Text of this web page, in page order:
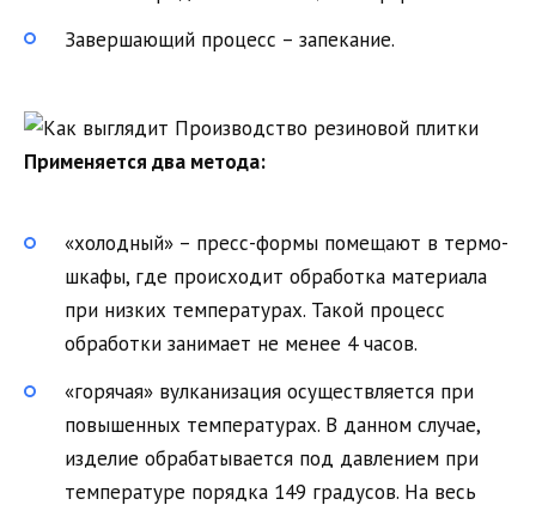
Завершающий процесс – запекание.
Применяется два метода:
«холодный» – пресс-формы помещают в термо-
шкафы, где происходит обработка материала
при низких температурах. Такой процесс
обработки занимает не менее 4 часов.
«горячая» вулканизация осуществляется при
повышенных температурах. В данном случае,
изделие обрабатывается под давлением при
температуре порядка 149 градусов. На весь